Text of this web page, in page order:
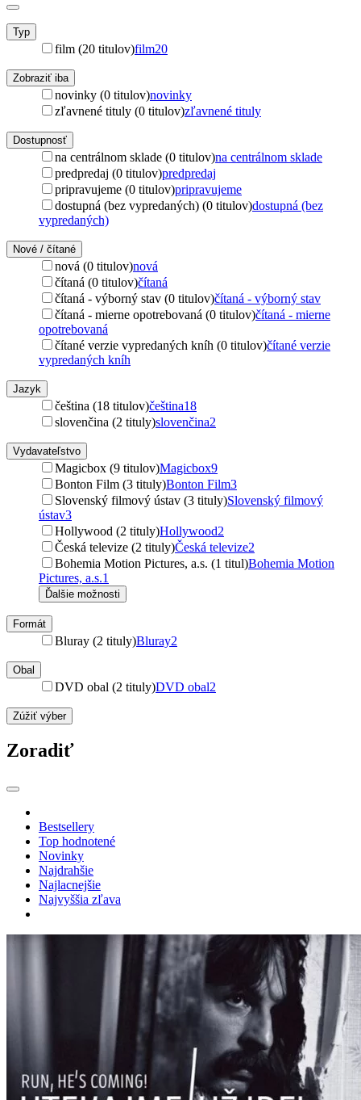
Typ
film (20 titulov)film20
Zobraziť iba
novinky (0 titulov)novinky
zľavnené tituly (0 titulov)zľavnené tituly
Dostupnosť
na centrálnom sklade (0 titulov)na centrálnom sklade
predpredaj (0 titulov)predpredaj
pripravujeme (0 titulov)pripravujeme
dostupná (bez vypredaných) (0 titulov)dostupná (bez
vypredaných)
Nové / čítané
nová (0 titulov)nová
čítaná (0 titulov)čítaná
čítaná - výborný stav (0 titulov)čítaná - výborný stav
čítaná - mierne opotrebovaná (0 titulov)čítaná - mierne
opotrebovaná
čítané verzie vypredaných kníh (0 titulov)čítané verzie
vypredaných kníh
Jazyk
čeština (18 titulov)čeština18
slovenčina (2 tituly)slovenčina2
Vydavateľstvo
Magicbox (9 titulov)Magicbox9
Bonton Film (3 tituly)Bonton Film3
Slovenský filmový ústav (3 tituly)Slovenský filmový
ústav3
Hollywood (2 tituly)Hollywood2
Česká televize (2 tituly)Česká televize2
Bohemia Motion Pictures, a.s. (1 titul)Bohemia Motion
Pictures, a.s.1
Ďalšie možnosti
Formát
Bluray (2 tituly)Bluray2
Obal
DVD obal (2 tituly)DVD obal2
Zúžiť výber
Zoradiť
Bestsellery
Top hodnotené
Novinky
Najdrahšie
Najlacnejšie
Najvyššia zľava